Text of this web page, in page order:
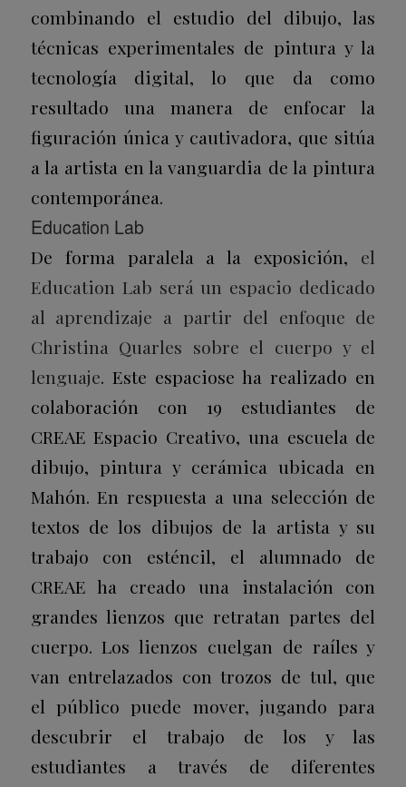
combinando el estudio del dibujo, las
técnicas experimentales de pintura y la
tecnología digital, lo que da como
resultado una manera de enfocar la
figuración única y cautivadora, que sitúa
a la artista en la vanguardia de la pintura
contemporánea.
Education Lab
De forma paralela a la exposición, el
Education Lab será un espacio dedicado
al aprendizaje a partir del enfoque de
Christina Quarles sobre el cuerpo y el
lenguaje. Este espaciose ha realizado en
colaboración con 19 estudiantes de
CREAE Espacio Creativo, una escuela de
dibujo, pintura y cerámica ubicada en
Mahón. En respuesta a una selección de
textos de los dibujos de la artista y su
trabajo con esténcil, el alumnado de
CREAE ha creado una instalación con
grandes lienzos que retratan partes del
cuerpo. Los lienzos cuelgan de raíles y
van entrelazados con trozos de tul, que
el público puede mover, jugando para
descubrir el trabajo de los y las
estudiantes a través de diferentes